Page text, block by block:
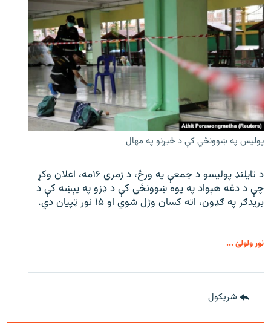
پولیس په ښوونځي کې د څیړنو په مهال
د تایلنډ پولیسو د جمعې په ورځ، د زمري ۱۶مه، اعلان وکړ
چې د دغه هېواد په یوه ښوونځي کې د ډزو په پېښه کې د
بریدګر په ګډون، اته کسان وژل شوي او ۱۵ نور ټپیان دي.
نور ولولئ ...
شريکول